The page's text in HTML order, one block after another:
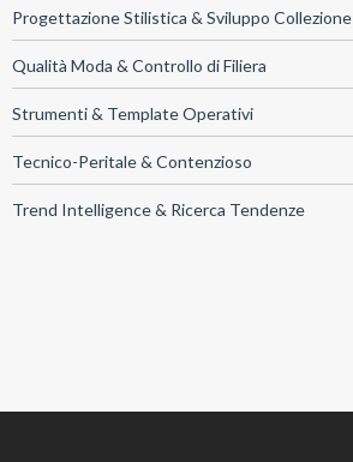
Progettazione Stilistica & Sviluppo Collezione
Qualità Moda & Controllo di Filiera
Strumenti & Template Operativi
Tecnico-Peritale & Contenzioso
Trend Intelligence & Ricerca Tendenze